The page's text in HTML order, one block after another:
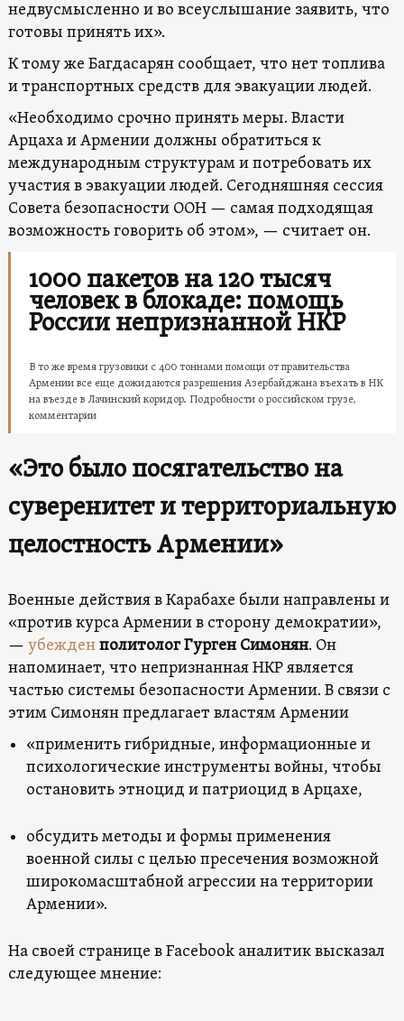
недвусмысленно и во всеуслышание заявить, что
готовы принять их».
К тому же Багдасарян сообщает, что нет топлива
и транспортных средств для эвакуации людей.
«Необходимо срочно принять меры. Власти
Арцаха и Армении должны обратиться к
международным структурам и потребовать их
участия в эвакуации людей. Сегодняшняя сессия
Совета безопасности ООН — самая подходящая
возможность говорить об этом», — считает он.
1000 пакетов на 120 тысяч
человек в блокаде: помощь
России непризнанной НКР
В то же время грузовики с 400 тоннами помощи от правительства
Армении все еще дожидаются разрешения Азербайджана въехать в НК
на въезде в Лачинский коридор. Подробности о российском грузе,
комментарии
«Это было посягательство на
суверенитет и территориальную
целостность Армении»
Военные действия в Карабахе были направлены и
«против курса Армении в сторону демократии»,
— убежденполитолог Гурген Симонян. Он
напоминает, что непризнанная НКР является
частью системы безопасности Армении. В связи с
этим Симонян предлагает властям Армении
«применить гибридные, информационные и
психологические инструменты войны, чтобы
остановить этноцид и патриоцид в Арцахе,
обсудить методы и формы применения
военной силы с целью пресечения возможной
широкомасштабной агрессии на территории
Армении».
На своей странице в Facebook аналитик высказал
следующее мнение: